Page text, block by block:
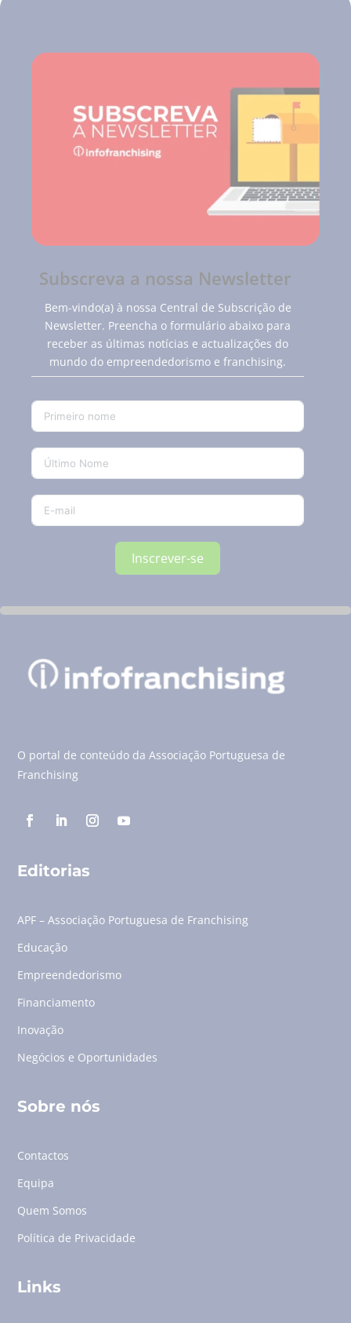
Subscreva a nossa Newsletter
Bem-vindo(a) à nossa Central de Subscrição de
Newsletter. Preencha o formulário abaixo para
receber as últimas notícias e actualizações do
mundo do empreendedorismo e franchising.
Inscrever-se
O portal de conteúdo da Associação Portuguesa de
Franchising
Editorias
APF – Associação Portuguesa de Franchising
Educação
Empreendedorismo
Financiamento
Inovação
Negócios e Oportunidades
Sobre nós
Contactos
Equipa
Quem Somos
Política de Privacidade
Links